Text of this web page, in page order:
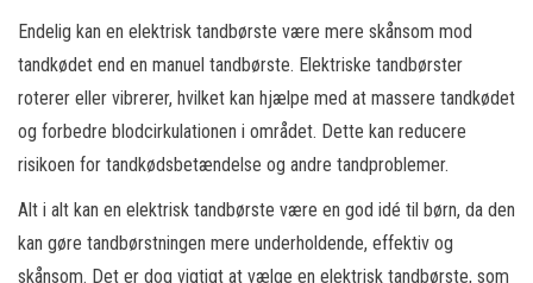
Endelig kan en elektrisk tandbørste være mere skånsom mod
tandkødet end en manuel tandbørste. Elektriske tandbørster
roterer eller vibrerer, hvilket kan hjælpe med at massere tandkødet
og forbedre blodcirkulationen i området. Dette kan reducere
risikoen for tandkødsbetændelse og andre tandproblemer.
Alt i alt kan en elektrisk tandbørste være en god idé til børn, da den
kan gøre tandbørstningen mere underholdende, effektiv og
skånsom. Det er dog vigtigt at vælge en elektrisk tandbørste, som